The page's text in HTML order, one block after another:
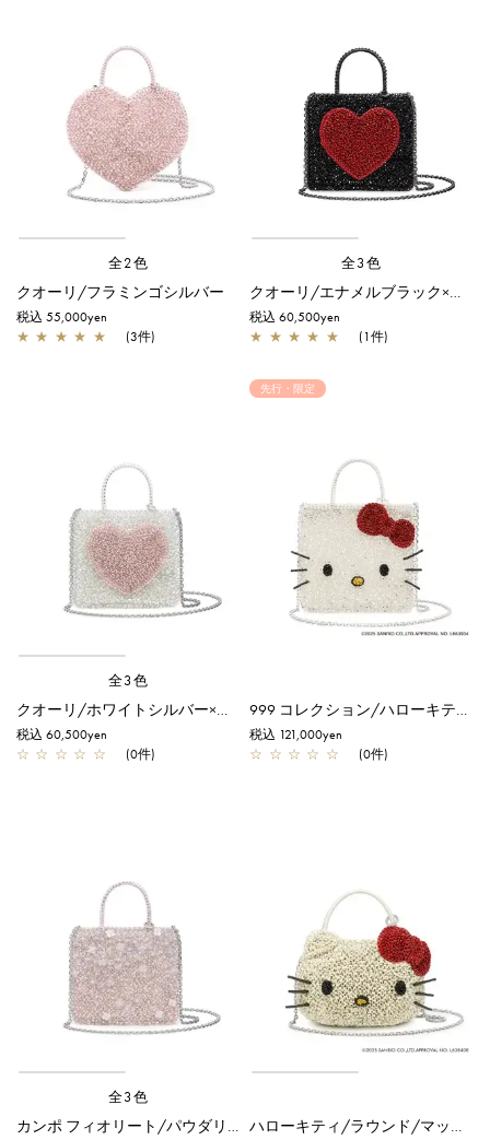
全2色
クオーリ/フラミンゴシルバー
税込 55,000yen
★ ★ ★ ★ ★ (3件)
全3色
クオーリ/エナメルブラック×エナメルレッド
税込 60,500yen
★ ★ ★ ★ ★ (1件)
全3色
税込 60,500yen
☆ ☆ ☆ ☆ ☆ (0件)
先行・限定
税込 121,000yen
☆ ☆ ☆ ☆ ☆ (0件)
全3色
カンポ フィオリート/パウダリーピンクシルバー ハローキティ/ラウンド/マットホワイト